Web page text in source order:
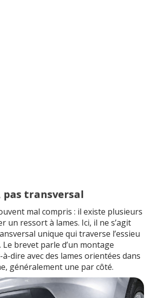
transversal
mal compris : il existe plusieurs
un ressort à lames. Ici, il ne s’agit
unique qui traverse l’essieu
brevet parle d’un montage
à-dire avec des lames orientées dans
généralement une par côté.